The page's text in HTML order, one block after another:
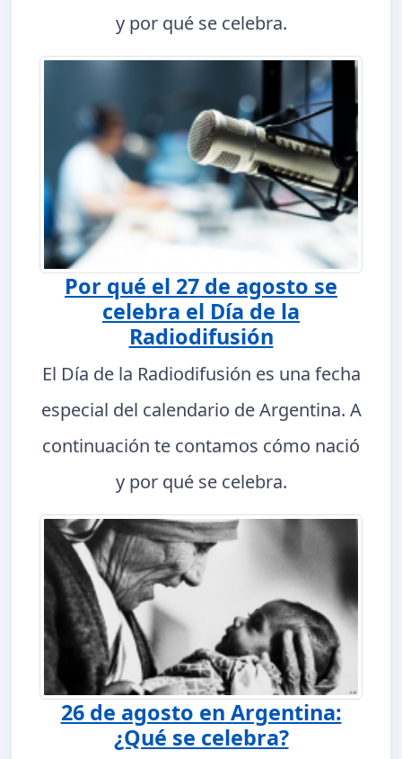
y por qué se celebra.
Por qué el 27 de agosto se
celebra el Día de la
Radiodifusión
El Día de la Radiodifusión es una fecha
especial del calendario de Argentina. A
continuación te contamos cómo nació
y por qué se celebra.
26 de agosto en Argentina:
¿Qué se celebra?